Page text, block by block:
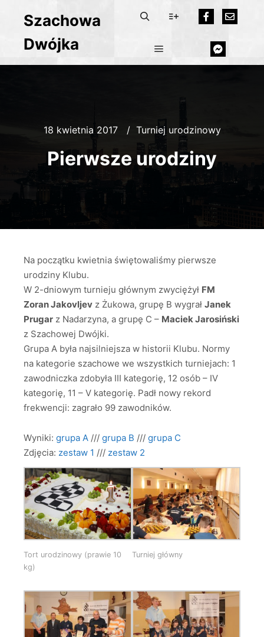
Szachowa
Dwójka
18 kwietnia 2017 Turniej urodzinowy
Pierwsze urodziny
Na początku kwietnia świętowaliśmy pierwsze
urodziny Klubu.
W 2-dniowym turnieju głównym zwyciężył FM
Zoran Jakovljev z Żukowa, grupę B wygrał Janek
Prugar z Nadarzyna, a grupę C – Maciek Jarosiński
z Szachowej Dwójki.
Grupa A była najsilniejsza w historii Klubu. Normy
na kategorie szachowe we wszystkich turniejach: 1
zawodniczka zdobyła III kategorię, 12 osób – IV
kategorię, 11 – V kategorię. Padł nowy rekord
frekwencji: zagrało 99 zawodników.
Wyniki: grupa A /// grupa B /// grupa C
Zdjęcia: zestaw 1 /// zestaw 2
Tort urodzinowy (prawie 10
kg)
Turniej główny